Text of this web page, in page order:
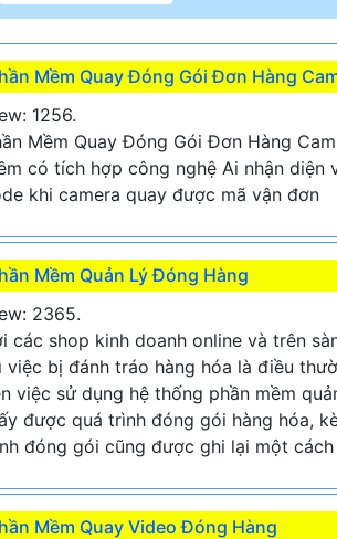
Mềm Quay Đóng Gói Đơn Hàng
1256.
Mềm Quay Đóng Gói Đơn Hàng
có tích hợp công nghệ Ai nhận diện
khi camera quay được mã vận đơn
Mềm Quản Lý Đóng Hàng
2365.
các shop kinh doanh online và trên
việc bị đánh tráo hàng hóa là điều
việc sử dụng hệ thống phần mềm
được quá trình đóng gói hàng hóa,
đóng gói cũng được ghi lại một cách
Mềm Quay Video Đóng Hàng